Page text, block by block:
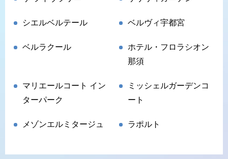
シエルベルテール ベルヴィ宇都宮
ベルラクール
ホテル・フロラシオン
那須
マリエールコート イン
ターパーク
ミッシェルガーデンコ
ート
メゾンエルミタージュ ラポルト